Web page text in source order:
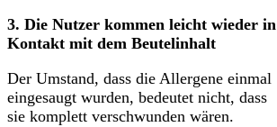
3. Die Nutzer kommen leicht wieder in
Kontakt mit dem Beutelinhalt
Der Umstand, dass die Allergene einmal
eingesaugt wurden, bedeutet nicht, dass
sie komplett verschwunden wären.